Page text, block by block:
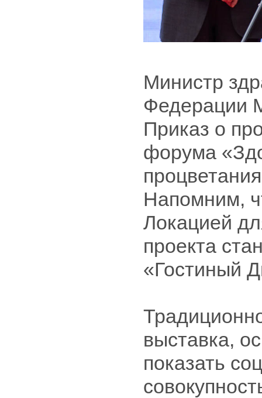
Министр
Федерации
Приказ о
форума
Напомним,
Локацией
проекта
«Гостиный
выставка,
показать